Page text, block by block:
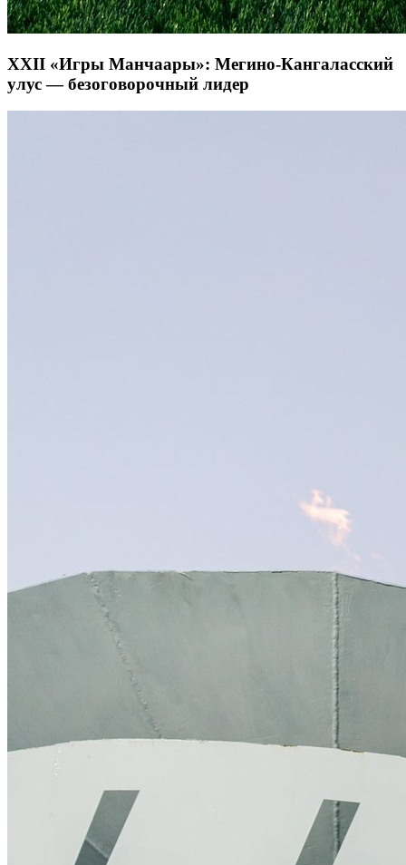
XXII «Игры Манчаары»: Мегино-Кангаласский
улус — безоговорочный лидер